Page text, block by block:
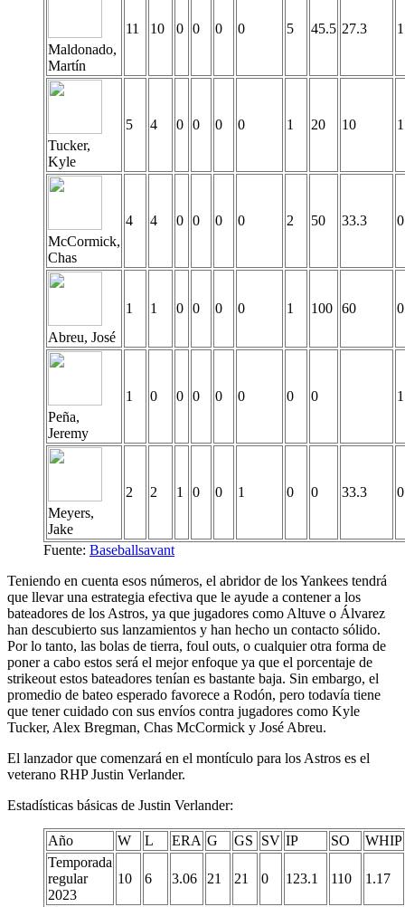
Maldonado,
Martín
11 10 0 0 0 0 5 45.5 27.3 1
Tucker,
Kyle
5 4 0 0 0 0 1 20 10 1
McCormick,
Chas
4 4 0 0 0 0 2 50 33.3 0
Abreu, José
1 1 0 0 0 0 1 100 60 0
Peña,
Jeremy
1 0 0 0 0 0 0 0 1
Meyers,
Jake
2 2 1 0 0 1 0 0 33.3 0
Fuente: Baseballsavant
Teniendo en cuenta esos números, el abridor de los Yankees tendrá
que llevar una estrategia efectiva que le ayude a contener a los
bateadores de los Astros, ya que jugadores como Altuve o Álvarez
han descubierto sus lanzamientos y han hecho un contacto sólido.
Por lo tanto, las bolas de tierra, foul outs, o cualquier otra forma de
poner a cabo estos será el mejor enfoque ya que el porcentaje de
strikeout estos bateadores tenían es bastante baja. Sin embargo, el
promedio de bateo esperado favorece a Rodón, pero todavía tiene
que tener cuidado con sus envíos contra jugadores como Kyle
Tucker, Alex Bregman, Chas McCormick y José Abreu.
El lanzador que comenzará en el montículo para los Astros es el
veterano RHP Justin Verlander.
Estadísticas básicas de Justin Verlander:
Año W L ERA G GS SV IP SO
WHIP
Temporada
regular
2023
10 6 3.06 21 21 0 123.1 110 1.17